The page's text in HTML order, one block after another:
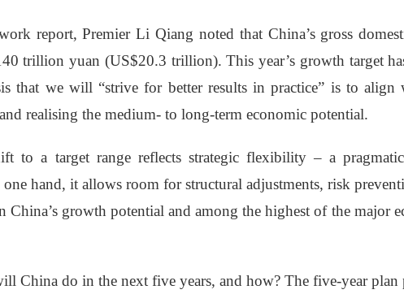
report, Premier Li Qiang noted that China’s gross
trillion yuan (US$20.3 trillion). This year’s growth target
that we will “strive for better results in practice” is to
realising the medium- to long-term economic potential.
to a target range reflects strategic flexibility – a
hand, it allows room for structural adjustments, risk
growth potential and among the highest of the major
China do in the next five years, and how? The five-year plan